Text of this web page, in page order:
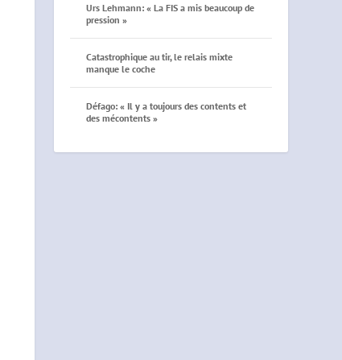
Urs Lehmann: « La FIS a mis beaucoup de
pression »
Catastrophique au tir, le relais mixte
manque le coche
Défago: « Il y a toujours des contents et
des mécontents »